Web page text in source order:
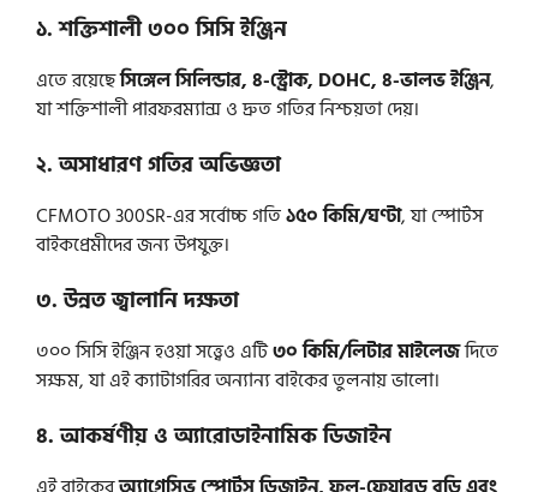
১. শক্তিশালী ৩০০ সিসি ইঞ্জিন
এতে রয়েছেসিঙ্গেল সিলিন্ডার, ৪-স্ট্রোক, DOHC, ৪-ভালভ ইঞ্জিন,
যা শক্তিশালী পারফরম্যান্স ও দ্রুত গতির নিশ্চয়তা দেয়।
২. অসাধারণ গতির অভিজ্ঞতা
CFMOTO 300SR-এর সর্বোচ্চ গতি১৫০ কিমি/ঘণ্টা, যা স্পোর্টস
বাইকপ্রেমীদের জন্য উপযুক্ত।
৩. উন্নত জ্বালানি দক্ষতা
৩০০ সিসি ইঞ্জিন হওয়া সত্ত্বেও এটি৩০ কিমি/লিটার মাইলেজদিতে
সক্ষম, যা এই ক্যাটাগরির অন্যান্য বাইকের তুলনায় ভালো।
৪. আকর্ষণীয় ও অ্যারোডাইনামিক ডিজাইন